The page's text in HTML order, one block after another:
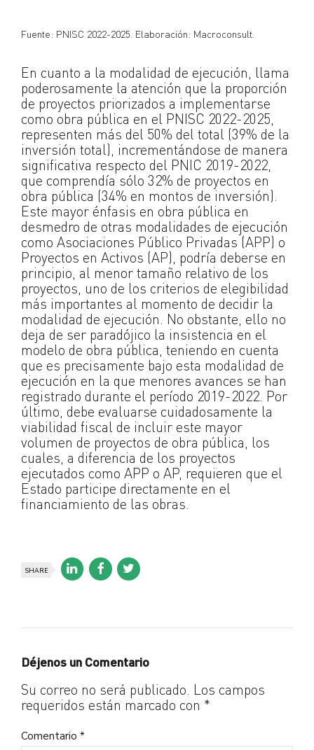
Fuente: PNISC 2022-2025. Elaboración: Macroconsult.
En cuanto a la modalidad de ejecución, llama
poderosamente la atención que la proporción
de proyectos priorizados a implementarse
como obra pública en el PNISC 2022-2025,
representen más del 50% del total (39% de la
inversión total), incrementándose de manera
significativa respecto del PNIC 2019-2022,
que comprendía sólo 32% de proyectos en
obra pública (34% en montos de inversión).
Este mayor énfasis en obra pública en
desmedro de otras modalidades de ejecución
como Asociaciones Público Privadas (APP) o
Proyectos en Activos (AP), podría deberse en
principio, al menor tamaño relativo de los
proyectos, uno de los criterios de elegibilidad
más importantes al momento de decidir la
modalidad de ejecución. No obstante, ello no
deja de ser paradójico la insistencia en el
modelo de obra pública, teniendo en cuenta
que es precisamente bajo esta modalidad de
ejecución en la que menores avances se han
registrado durante el período 2019-2022. Por
último, debe evaluarse cuidadosamente la
viabilidad fiscal de incluir este mayor
volumen de proyectos de obra pública, los
cuales, a diferencia de los proyectos
ejecutados como APP o AP, requieren que el
Estado participe directamente en el
financiamiento de las obras.
SHARE
Déjenos un Comentario
Su correo no será publicado. Los campos
requeridos están marcado con *
Comentario *